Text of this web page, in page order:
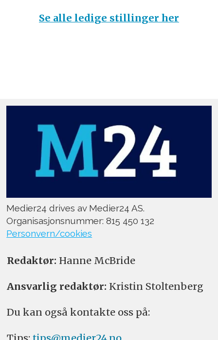
Se alle ledige stillinger her
Medier24 drives av Medier24 AS.
Organisasjonsnummer: 815 450 132
Personvern/cookies
Redaktør: Hanne McBride
Ansvarlig redaktør: Kristin Stoltenberg
Du kan også kontakte oss på: